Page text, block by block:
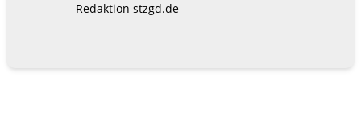
Redaktion stzgd.de